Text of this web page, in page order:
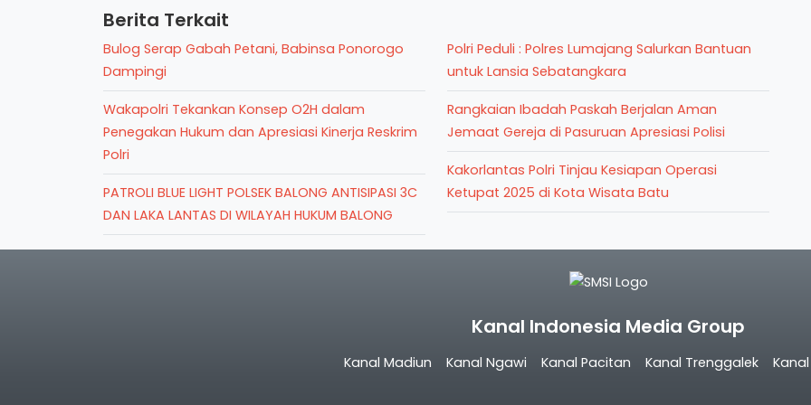
Berita Terkait
Bulog Serap Gabah Petani, Babinsa Ponorogo
Dampingi
Wakapolri Tekankan Konsep O2H dalam
Penegakan Hukum dan Apresiasi Kinerja Reskrim
Polri
PATROLI BLUE LIGHT POLSEK BALONG ANTISIPASI 3C
DAN LAKA LANTAS DI WILAYAH HUKUM BALONG
Polri Peduli : Polres Lumajang Salurkan Bantuan
untuk Lansia Sebatangkara
Rangkaian Ibadah Paskah Berjalan Aman
Jemaat Gereja di Pasuruan Apresiasi Polisi
Kakorlantas Polri Tinjau Kesiapan Operasi
Ketupat 2025 di Kota Wisata Batu
Kanal Indonesia Media Group
Kanal Madiun Kanal Ngawi Kanal Pacitan Kanal Trenggalek